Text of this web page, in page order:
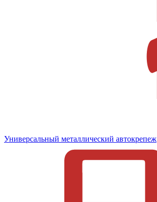
Универсальный металлический автокрепеж